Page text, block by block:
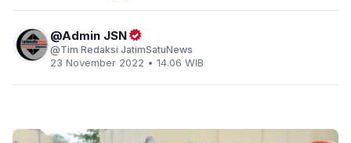
Admin JSN
Tim Redaksi JatimSatuNews
23 November 2022 • 14.06 WIB